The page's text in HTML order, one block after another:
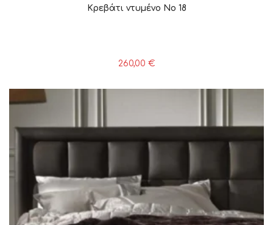
Κρεβάτι ντυμένο Νο 18
260,00 €